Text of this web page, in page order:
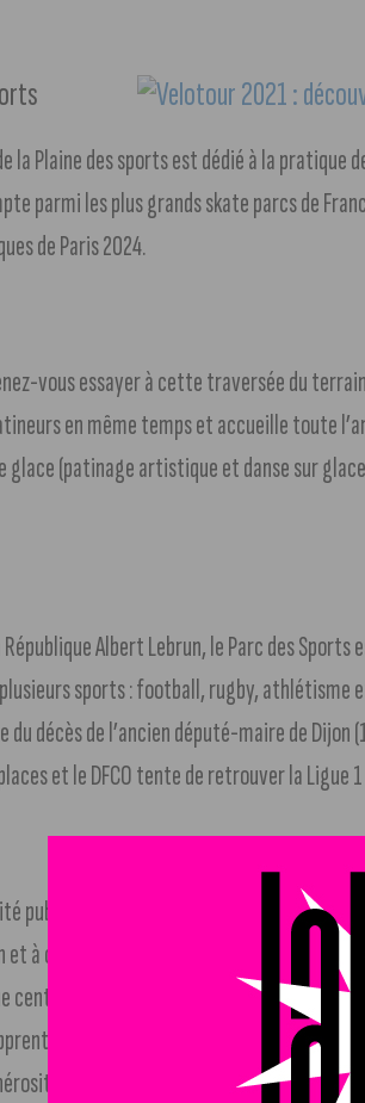
la Plaine des sports est dédié à la pratique
parmi les plus grands skate parcs de
de Paris 2024.
vous essayer à cette traversée du
en même temps et accueille toute
glace (patinage artistique et danse sur
Albert Lebrun, le Parc des Sports
sports : football, rugby, athlétisme
décès de l’ancien député-maire de Dijon
et le DFCO tente de retrouver la Ligue
publique, il réunit des femmes et des
à chacune de s’épanouir dans et par son
centre de formation d’apprentis et
d’un métier que des savoir-être